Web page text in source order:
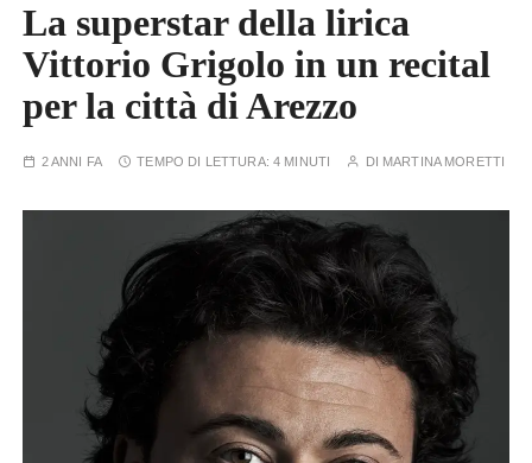
La superstar della lirica
Vittorio Grigolo in un recital
per la città di Arezzo
2 ANNI FA TEMPO DI LETTURA:4 MINUTI DI MARTINA MORETTI